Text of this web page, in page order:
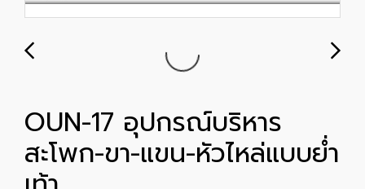
OUN-17 อุปกรณ์บริหาร
สะโพก-ขา-แขน-หัวไหล่แบบย่ำ